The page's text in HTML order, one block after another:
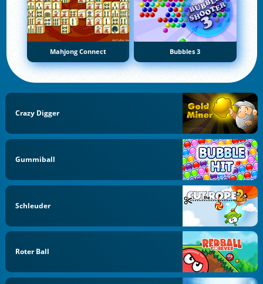
Mahjong Connect Bubbles 3
Crazy Digger
Gummiball
Schleuder
Roter Ball